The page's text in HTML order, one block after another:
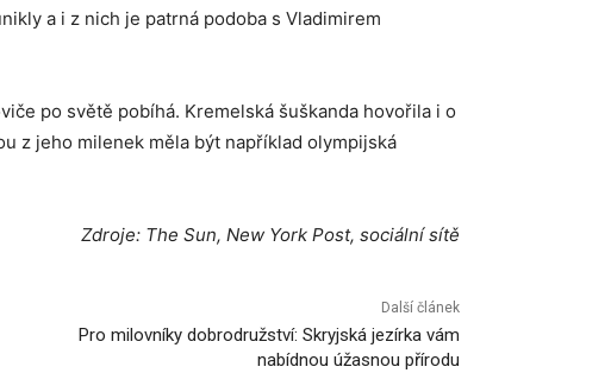
a i z nich je patrná podoba s Vladimirem
po světě pobíhá. Kremelská šuškanda hovořila i o
z jeho milenek měla být například olympijská
Zdroje: The Sun, New York Post, sociální sítě
Další článek
Pro milovníky dobrodružství: Skryjská jezírka vám
nabídnou úžasnou přírodu